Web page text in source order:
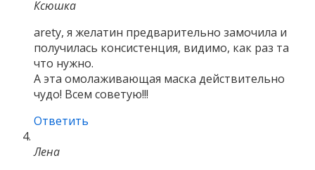
Ксюшка
arety, я желатин предварительно замочила и
получилась консистенция, видимо, как раз та
что нужно.
А эта омолаживающая маска действительно
чудо! Всем советую!!!
Ответить
Лена